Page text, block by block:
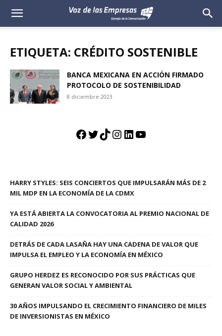
Voz
Empresas
ETIQUETA: CRÉDITO SOSTENIBLE
BANCA MEXICANA EN ACCIÓN FIRMADO
PROTOCOLO DE SOSTENIBILIDAD
8 diciembre 2023
Facebook
Twitter
TikTok
Instagram
LinkedIn
YouTube
HARRY STYLES: SEIS CONCIERTOS QUE IMPULSARÁN MÁS DE 2
MIL MDP EN LA ECONOMÍA DE LA CDMX
YA ESTÁ ABIERTA LA CONVOCATORIA AL PREMIO NACIONAL DE
CALIDAD 2026
DETRÁS DE CADA LASAÑA HAY UNA CADENA DE VALOR QUE
IMPULSA EL EMPLEO Y LA ECONOMÍA EN MÉXICO
GRUPO HERDEZ ES RECONOCIDO POR SUS PRÁCTICAS QUE
GENERAN VALOR SOCIAL Y AMBIENTAL
30 AÑOS IMPULSANDO EL CRECIMIENTO FINANCIERO DE MILES
DE INVERSIONISTAS EN MÉXICO